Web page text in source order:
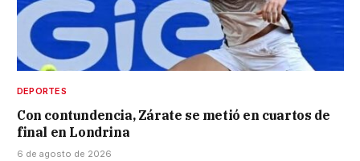
DEPORTES
Con contundencia, Zárate se metió en cuartos de
final en Londrina
6 de agosto de 2026